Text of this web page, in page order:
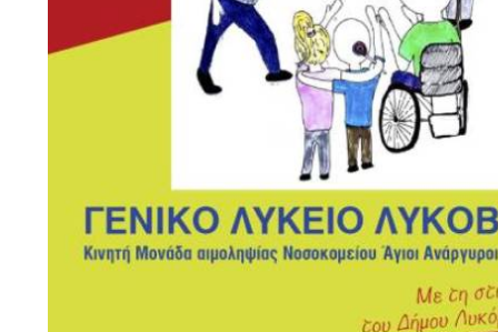
Προγράμματα Σπουδών όλων των Τμημάτων του.
περιλαμβάνει:
*Χαιρετισμό από τον Αντιπρύτανη του ΟΠΑ
* Παρουσιάσεις των 8 Τμημάτων του ΟΠΑ από
* Φοιτητές κάθε Τμήματος θα μιλήσουν για τη δική
τις σπουδές τους
*Προοπτικές Απασχόλησης από το Γραφείο
Για την παρακολούθηση της διαδικτυακής
παρακαλούμε όπως δηλώσετε συμμετοχή: